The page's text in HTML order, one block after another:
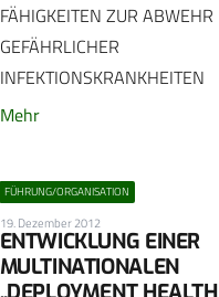
FÄHIGKEITEN ZUR ABWEHR
GEFÄHRLICHER
INFEKTIONSKRANKHEITEN
Mehr
FÜHRUNG/ORGANISATION
19. Dezember 2012
ENTWICKLUNG EINER
MULTINATIONALEN